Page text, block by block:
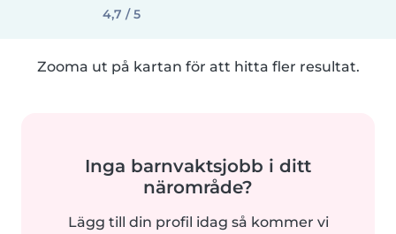
4,7 / 5
Zooma ut på kartan för att hitta fler resultat.
Inga barnvaktsjobb i ditt
närområde?
Lägg till din profil idag så kommer vi